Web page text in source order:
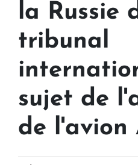
la Russie
tribunal
sujet de
de l'avion